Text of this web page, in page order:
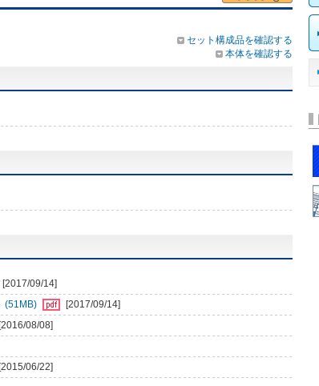
セット構成品を確認する
本体を確認する
[2017/09/14]
(51MB)
[2017/09/14]
[2016/08/08]
[2015/06/22]